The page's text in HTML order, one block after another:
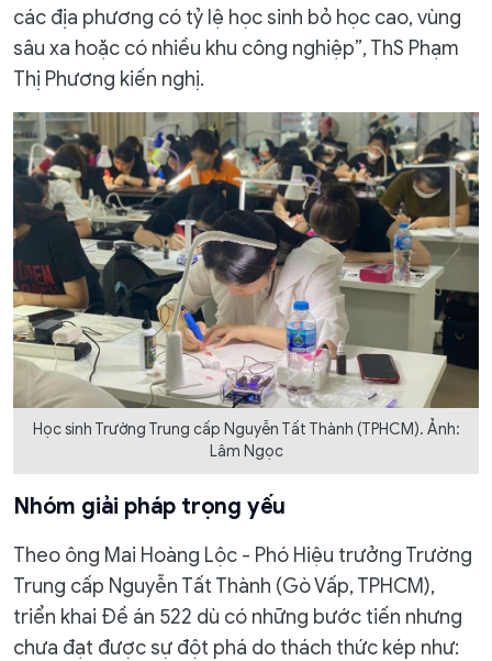
các địa phương có tỷ lệ học sinh bỏ học cao, vùng
sâu xa hoặc có nhiều khu công nghiệp”, ThS Phạm
Thị Phương kiến nghị.
Học sinh Trường Trung cấp Nguyễn Tất Thành (TPHCM). Ảnh:
Lâm Ngọc
Nhóm giải pháp trọng yếu
Theo ông Mai Hoàng Lộc - Phó Hiệu trưởng Trường
Trung cấp Nguyễn Tất Thành (Gò Vấp, TPHCM),
triển khai Đề án 522 dù có những bước tiến nhưng
chưa đạt được sự đột phá do thách thức kép như: